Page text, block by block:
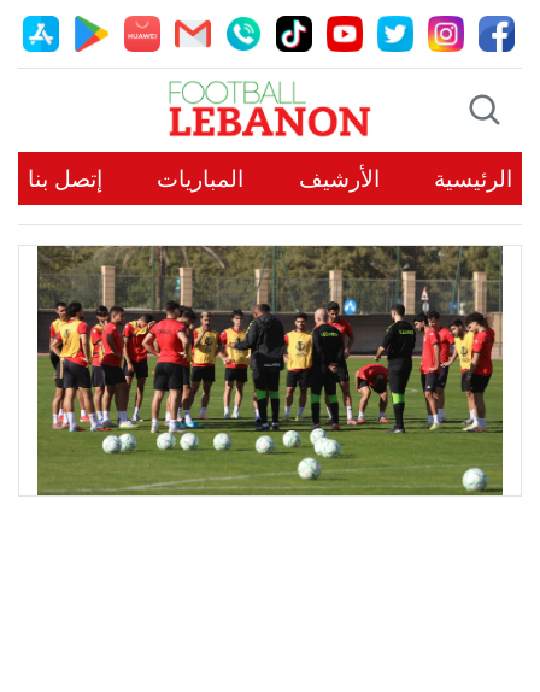
الرئيسية الأرشيف المباريات إتصل بنا